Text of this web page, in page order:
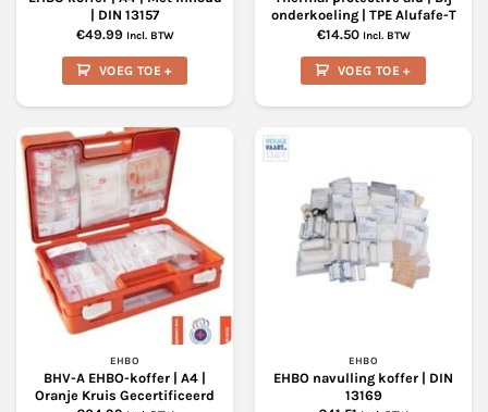
| DIN 13157
€49.99 Incl. BTW
VOEG TOE +
onderkoeling | TPE Alufafe-T
€14.50 Incl. BTW
VOEG TOE +
EHBO
BHV-A EHBO-koffer | A4 |
Oranje Kruis Gecertificeerd
EHBO
EHBO navulling koffer | DIN
13169